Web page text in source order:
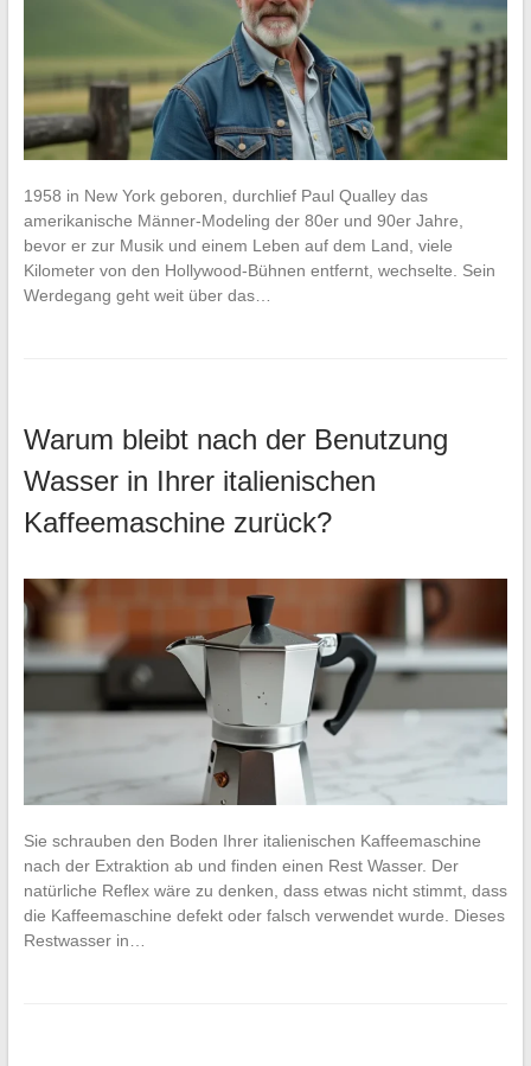
1958 in New York geboren, durchlief Paul Qualley das
amerikanische Männer-Modeling der 80er und 90er Jahre,
bevor er zur Musik und einem Leben auf dem Land, viele
Kilometer von den Hollywood-Bühnen entfernt, wechselte. Sein
Werdegang geht weit über das…
Warum bleibt nach der Benutzung
Wasser in Ihrer italienischen
Kaffeemaschine zurück?
Sie schrauben den Boden Ihrer italienischen Kaffeemaschine
nach der Extraktion ab und finden einen Rest Wasser. Der
natürliche Reflex wäre zu denken, dass etwas nicht stimmt, dass
die Kaffeemaschine defekt oder falsch verwendet wurde. Dieses
Restwasser in…